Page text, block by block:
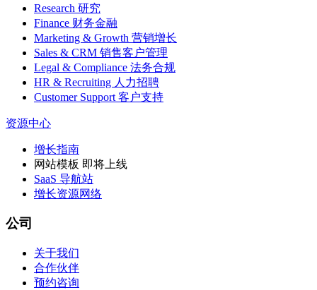
Research 研究
Finance 财务金融
Marketing & Growth 营销增长
Sales & CRM 销售客户管理
Legal & Compliance 法务合规
HR & Recruiting 人力招聘
Customer Support 客户支持
资源中心
增长指南
网站模板 即将上线
SaaS 导航站
增长资源网络
公司
关于我们
合作伙伴
预约咨询